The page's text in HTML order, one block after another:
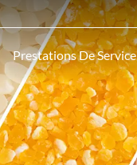
Prestations De Service